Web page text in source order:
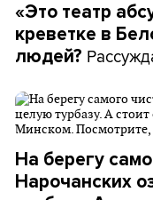
«Это театр
креветке в
людей?
На берегу
Нарочанских